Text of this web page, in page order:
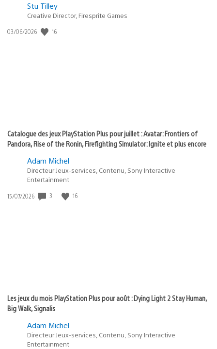
Postée
:
Stu Tilley
Creative Director, Firesprite Games
Date
03/06/2026 16
Catalogue des jeux PlayStation Plus pour juillet : Avatar: Frontiers of
Pandora, Rise of the Ronin, Firefighting Simulator: Ignite et plus encore
Adam Michel
Directeur Jeux-services, Contenu, Sony Interactive
Entertainment
Date
15/07/2026 3 16
Les jeux du mois PlayStation Plus pour août : Dying Light 2 Stay Human,
Big Walk, Signalis
Adam Michel
Directeur Jeux-services, Contenu, Sony Interactive
Entertainment